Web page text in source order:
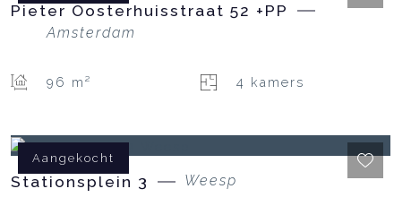
Pieter Oosterhuisstraat 52 +PP
Amsterdam
96 m² 4 kamers
Aangekocht
Stationsplein 3 Weesp